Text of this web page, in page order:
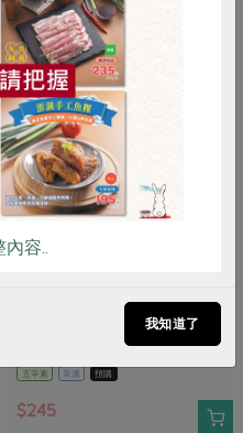
明德食品工業股份有限公司
五辛素 常溫 預購
$245
食譜 減硝酸鹽
同購買
容..
我知道了